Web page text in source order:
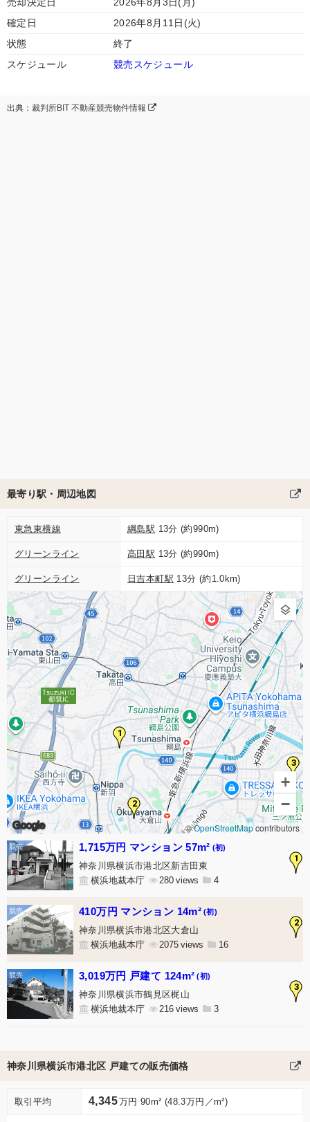
確定日
2026年8月11日(火)
状態
終了
スケジュール
競売スケジュール
出典：裁判所BIT 不動産競売物件情報
最寄り駅・周辺地図
東急東横線 綱島駅 13分 (約990m)
グリーンライン 高田駅 13分 (約990m)
グリーンライン 日吉本町駅 13分 (約1.0km)
1
2
3
Google
+
−
©OpenStreetMapcontributors
1
1,715万円 マンション 57m² (初)
神奈川県横浜市港北区新吉田東
横浜地裁本庁
280 4
2
410万円 マンション 14m² (初)
神奈川県横浜市港北区大倉山
横浜地裁本庁
2075 16
3
3,019万円 戸建て 124m² (初)
神奈川県横浜市鶴見区梶山
横浜地裁本庁
216 3
神奈川県横浜市港北区 戸建ての販売価格
取引平均 4,345万円 90m² (48.3万円／m²)